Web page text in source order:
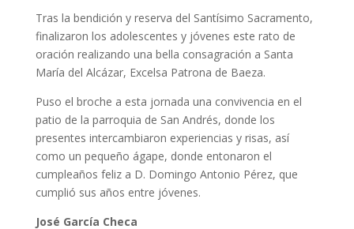
Tras la bendición y reserva del Santísimo Sacramento,
finalizaron los adolescentes y jóvenes este rato de
oración realizando una bella consagración a Santa
María del Alcázar, Excelsa Patrona de Baeza.
Puso el broche a esta jornada una convivencia en el
patio de la parroquia de San Andrés, donde los
presentes intercambiaron experiencias y risas, así
como un pequeño ágape, donde entonaron el
cumpleaños feliz a D. Domingo Antonio Pérez, que
cumplió sus años entre jóvenes.
José García Checa